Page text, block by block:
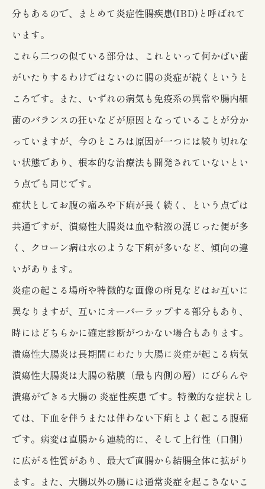
分もあるので、まとめて炎症性腸疾患(IBD)と呼ばれて
います。
これら二つの似ている部分は、これといって何かばい菌
がいたりするわけではないのに腸の炎症が続くというと
ころです。また、いずれの病気も免疫系の異常や腸内細
菌のバランスの狂いなどが原因となっていることが分か
っていますが、今のところは原因が一つには絞り切れな
い状態であり、根本的な治療法も開発されていないとい
う点でも同じです。
症状としてお腹の痛みや下痢が長く続く、という点では
共通ですが、潰瘍性大腸炎は血や粘液の混じった便が多
く、クローン病は水のような下痢が多いなど、傾向の違
いがあります。
炎症の起こる場所や特徴的な画像の所見などはお互いに
異なりますが、互いにオーバーラップする部分もあり、
時にはどちらかに確定診断がつかない場合もあります。
潰瘍性大腸炎は長期間にわたり大腸に炎症が起こる病気
潰瘍性大腸炎は大腸の粘膜（最も内側の層）にびらんや
潰瘍ができる大腸の 炎症性疾患 です。特徴的な症状とし
ては、下血を伴うまたは伴わない下痢とよく起こる腹痛
です。病変は直腸から連続的に、そして上行性（口側）
に広がる性質があり、最大で直腸から結腸全体に拡がり
ます。また、大腸以外の腸には通常炎症を起こさないこ